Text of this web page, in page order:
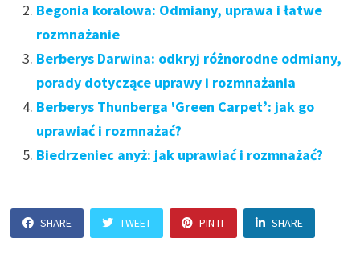
Begonia koralowa: Odmiany, uprawa i łatwe
rozmnażanie
Berberys Darwina: odkryj różnorodne odmiany,
porady dotyczące uprawy i rozmnażania
Berberys Thunberga 'Green Carpet’: jak go
uprawiać i rozmnażać?
Biedrzeniec anyż: jak uprawiać i rozmnażać?
SHARE TWEET PIN IT SHARE